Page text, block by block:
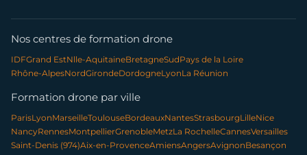
Nos centres de formation drone
IDFGrand EstNlle-AquitaineBretagneSudPays de la Loire
Rhône-AlpesNordGirondeDordogneLyonLa Réunion
Formation drone par ville
ParisLyonMarseilleToulouseBordeauxNantesStrasbourgLilleNice
NancyRennesMontpellierGrenobleMetzLa RochelleCannesVersailles
Saint-Denis (974)Aix-en-ProvenceAmiensAngersAvignonBesançon